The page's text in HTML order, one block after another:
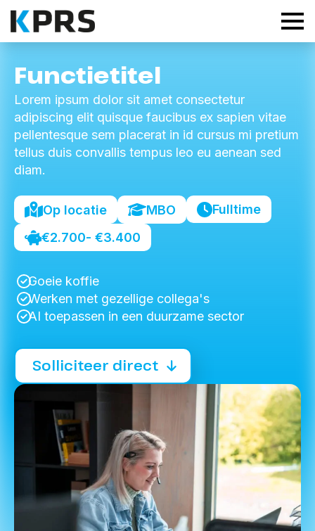
Functietitel
Lorem ipsum dolor sit amet consectetur
adipiscing elit quisque faucibus ex sapien vitae
pellentesque sem placerat in id cursus mi pretium
tellus duis convallis tempus leo eu aenean sed
diam.
Op locatie MBO
Fulltime
€2.700- €3.400
Goeie koffie
Werken met gezellige collega's
AI toepassen in een duurzame sector
Solliciteer direct